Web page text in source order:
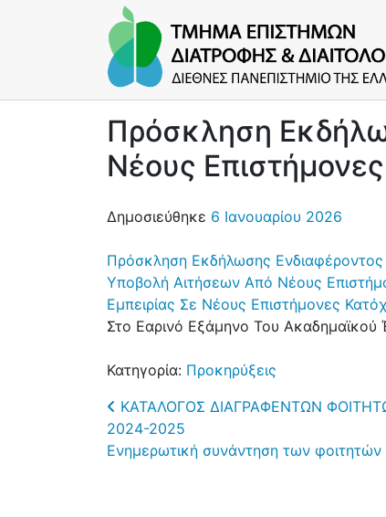
Πρόσκληση
Νέους
Δημοσιεύθηκε 6 Ιανουαρίου 2026
Πρόσκληση Εκδήλωσης Ενδιαφέροντος
Υποβολή Αιτήσεων Από Νέους
Εμπειρίας Σε Νέους Επιστήμονες
Στο Εαρινό Εξάμηνο Του
Κατηγορία: Προκηρύξεις
Post navigation
ΚΑΤΑΛΟΓΟΣ ΔΙΑΓΡΑΦΕΝΤΩΝ
2024-2025
Ενημερωτική συνάντηση των φοιτητών